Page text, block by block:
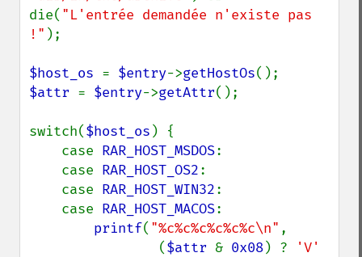
die( "L'entrée demandée n'existe pas
!" );
$host_os = $entry->getHostOs
$attr = $entry->getAttr();
switch($host_os ) {
    case
RAR_HOST_MSDOS:
    case
RAR_HOST_OS2:
    case
RAR_HOST_WIN32:
    case
RAR_HOST_MACOS:
printf( "%c%c%c%c%c%c\n" ,
                (
$attr & 0x08) ?